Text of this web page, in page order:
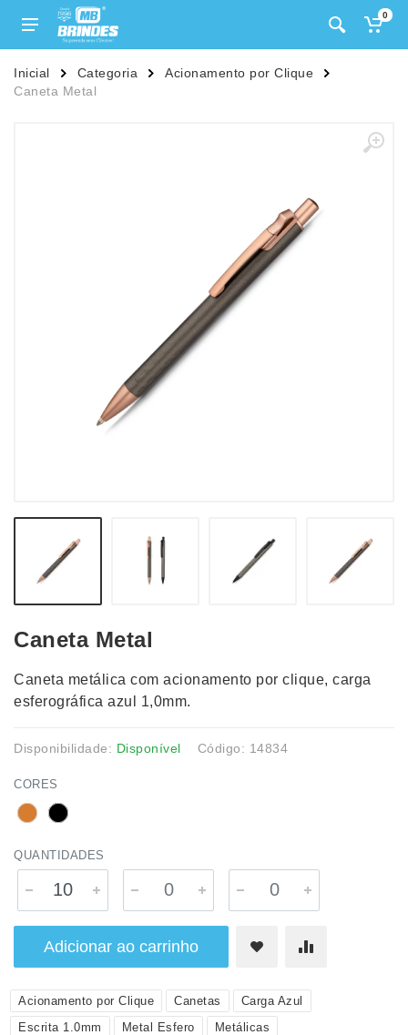
0
Inicial Categoria
Acionamento por Clique
Caneta Metal
Caneta Metal
Caneta metálica com acionamento por clique, carga
esferográfica azul 1,0mm.
Disponibilidade: Disponível Código: 14834
CORES
QUANTIDADES
Adicionar ao carrinho
Acionamento por Clique Canetas
Carga Azul
Escrita 1.0mm
Metal Esfero Metálicas